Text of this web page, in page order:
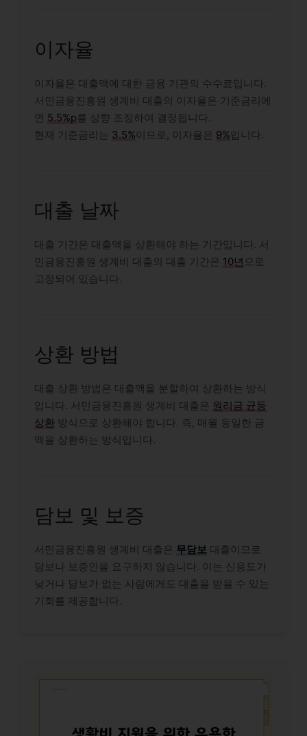
이자율
이자율은 대출액에 대한 금융 기관의 수수료입니다.
서민금융진흥원 생계비 대출의 이자율은 기준금리에
연 5.5%p를 상향 조정하여 결정됩니다.
현재 기준금리는 3.5%이므로, 이자율은 9%입니다.
대출 날짜
대출 기간은 대출액을 상환해야 하는 기간입니다. 서
민금융진흥원 생계비 대출의 대출 기간은 10년 으로
고정되어 있습니다.
상환 방법
대출 상환 방법은 대출액을 분할하여 상환하는 방식
입니다. 서민금융진흥원 생계비 대출은 원리금 균등
상환 방식으로 상환해야 합니다. 즉, 매월 동일한 금
액을 상환하는 방식입니다.
담보 및 보증
서민금융진흥원 생계비 대출은 무담보 대출이므로
담보나 보증인을 요구하지 않습니다. 이는 신용도가
낮거나 담보가 없는 사람에게도 대출을 받을 수 있는
기회를 제공합니다.